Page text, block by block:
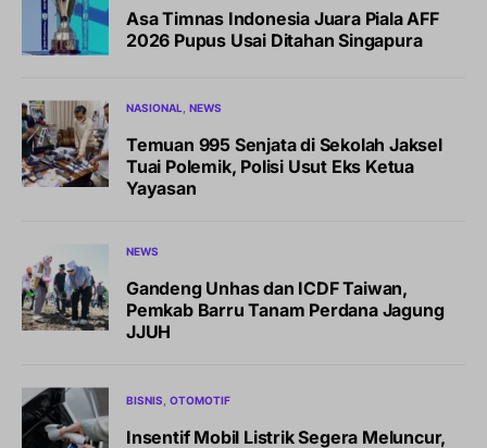
Asa Timnas Indonesia Juara Piala AFF
2026 Pupus Usai Ditahan Singapura
NASIONAL NEWS
Temuan 995 Senjata di Sekolah Jaksel
Tuai Polemik, Polisi Usut Eks Ketua
Yayasan
NEWS
Gandeng Unhas dan ICDF Taiwan,
Pemkab Barru Tanam Perdana Jagung
JJUH
BISNIS OTOMOTIF
Insentif Mobil Listrik Segera Meluncur,